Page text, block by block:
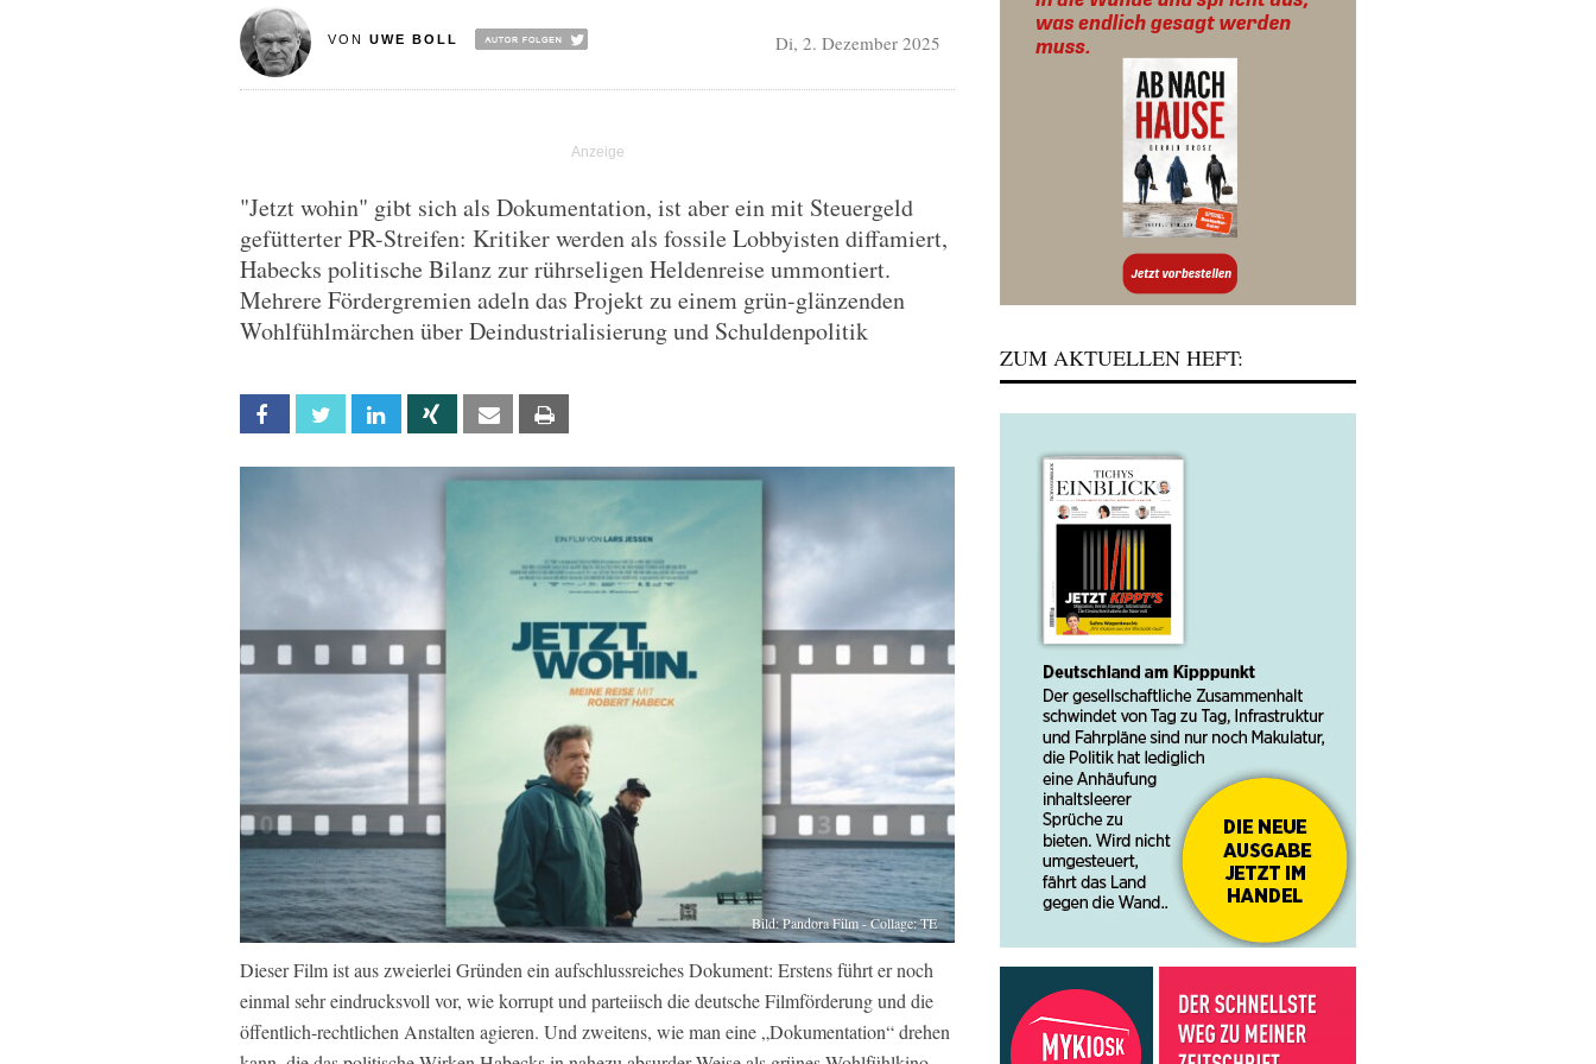
VON UWE BOLL Di, 2. Dezember 2025
"Jetzt wohin" gibt sich als Dokumentation, ist aber ein mit Steuergeld
gefütterter PR-Streifen: Kritiker werden als fossile Lobbyisten diffamiert,
Habecks politische Bilanz zur rührseligen Heldenreise ummontiert.
Mehrere Fördergremien adeln das Projekt zu einem grün-glänzenden
Wohlfühlmärchen über Deindustrialisierung und Schuldenpolitik
Facebook Twitter Linkedin Xing Email
Bild: Pandora Film - Collage: TE
Dieser Film ist aus zweierlei Gründen ein aufschlussreiches Dokument: Erstens führt er noch
einmal sehr eindrucksvoll vor, wie korrupt und parteiisch die deutsche Filmförderung und die
öffentlich-rechtlichen Anstalten agieren. Und zweitens, wie man eine „Dokumentation“ drehen
ZUM AKTUELLEN HEFT: